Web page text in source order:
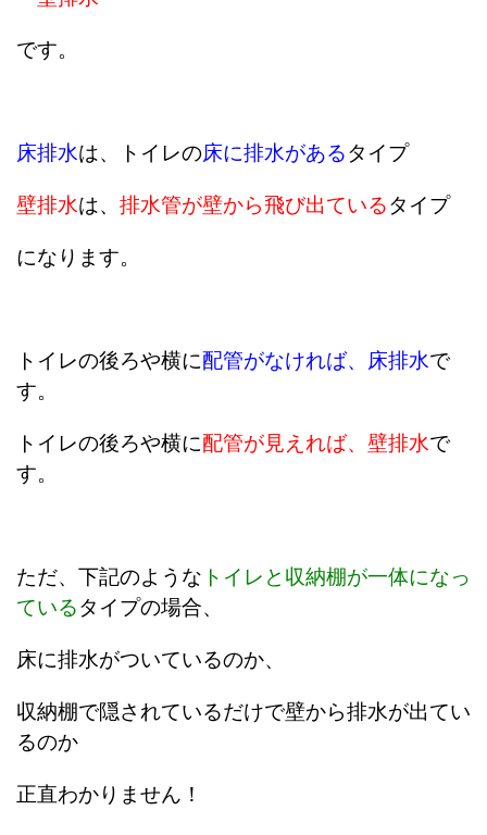
です。
床排水は、トイレの床に排水があるタイプ
壁排水は、 排水管が壁から飛び出ているタイプ
になります。
トイレの後ろや横に配管がなければ、床排水で
す。
トイレの後ろや横に配管が見えれば、壁排水で
す。
ただ、下記のような トイレと収納棚が一体になっ
ているタイプの場合、
床に排水がついているのか、
収納棚で隠されているだけで壁から排水が出てい
るのか
正直わかりません！